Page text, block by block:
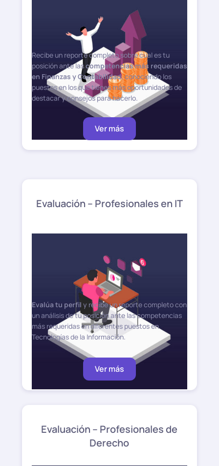
Recibe un reporte completo sobre cual es tu
posición ante lascompetencias más requeridas
en Finanzas y Contabilidad, conociendo los
puestos en los que tienes más oportunidades de
destacar y consejos para hacerlo.
Ver más
Evaluación – Profesionales en IT
Evalúa tu perfil y recibe un reporte completo con
un análisis de tu posición ante las competencias
más requeridas en diferentes puestos en
Tecnologías de la Información.
Ver más
Evaluación – Profesionales de
Derecho